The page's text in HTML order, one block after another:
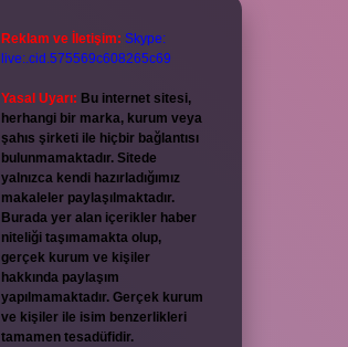
Reklam ve İletişim: Skype:
live:.cid.575569c608265c69
Yasal Uyarı: Bu internet sitesi,
herhangi bir marka, kurum veya
şahıs şirketi ile hiçbir bağlantısı
bulunmamaktadır. Sitede
yalnızca kendi hazırladığımız
makaleler paylaşılmaktadır.
Burada yer alan içerikler haber
niteliği taşımamakta olup,
gerçek kurum ve kişiler
hakkında paylaşım
yapılmamaktadır. Gerçek kurum
ve kişiler ile isim benzerlikleri
tamamen tesadüfidir.